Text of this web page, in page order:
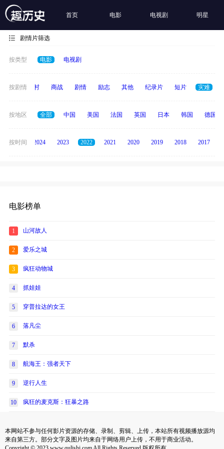
首页 电影 电视剧 明星
剧情片筛选
按类型 电影 电视剧
按剧情
历史 乡村 商战 剧情 励志 其他 纪录片 短片 灾难
按地区 全部 中国 美国 法国 英国 日本 韩国 德国
按时间
2025 2024 2023 2022 2021 2020 2019 2018 2017
电影榜单
1 山河故人
2 爱乐之城
3 疯狂动物城
4 抓娃娃
5 穿普拉达的女王
6 落凡尘
7 默杀
8 航海王：强者天下
9 逆行人生
10 疯狂的麦克斯：狂暴之路
本网站不参与任何影片资源的存储、录制、剪辑、上传，本站所有视频播放源均
来自第三方。部分文字及图片均来自于网络用户上传，不用于商业活动。